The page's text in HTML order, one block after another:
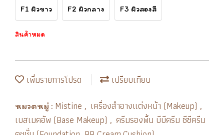
F1 ผิวขาว F2 ผิวกลาง F3 ผิวสองสี
สินค้าหมด
เพิ่มรายการโปรด เปรียบเทียบ
หมวดหมู่ : Mistine , เครื่องสำอางแต่งหน้า (Makeup) ,
เบสเมคอัพ (Base Makeup) , ครีมรองพื้น บีบีครีม ซีซีครีม